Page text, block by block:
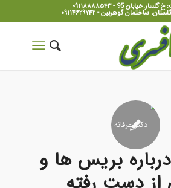
95 - ۰۹۱۱۸۸۸۸۵۴۳
ساختمان گوهربین - ۰۹۱۱۴۶۲۹۷۴۲
بریس ها و